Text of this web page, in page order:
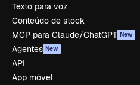
Texto para voz
Conteúdo de stock
MCP para Claude/ChatGPT New
Agentes New
API
App móvel